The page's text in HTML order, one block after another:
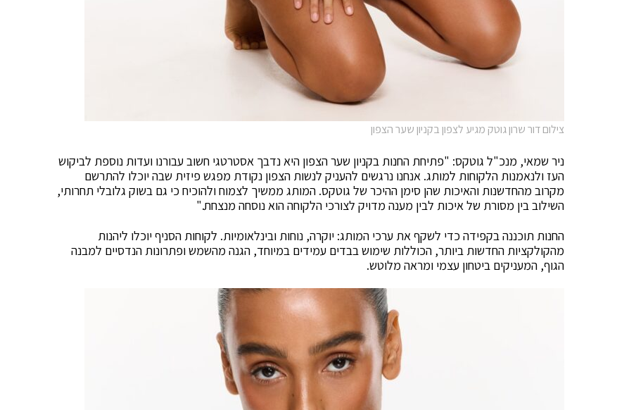
צילום דור שרון גוטק מגיע לצפון בקניון שער הצפון
ניר שמאי, מנכ"ל גוטקס: "פתיחת החנות בקניון שער הצפון היא נדבך אסטרטגי חשוב עבורנו ועדות נוספת לביקוש
העז ולנאמנות הלקוחות למותג. אנחנו נרגשים להעניק לנשות הצפון נקודת מפגש פיזית שבה יוכלו להתרשם
מקרוב מהחדשנות והאיכות שהן סימן ההיכר של גוטקס. המותג ממשיך לצמוח ולהוכיח כי גם בשוק גלובלי תחרותי,
השילוב בין מסורת של איכות לבין מענה מדויק לצורכי הלקוחה הוא נוסחה מנצחת."
החנות תוכננה בקפידה כדי לשקף את ערכי המותג: יוקרה, נוחות ובינלאומיות. לקוחות הסניף יוכלו ליהנות
מהקולקציות החדשות ביותר, הכוללות שימוש בבדים עמידים במיוחד, הגנה מהשמש ופתרונות הנדסיים למבנה
הגוף, המעניקים ביטחון עצמי ומראה מלוטש.